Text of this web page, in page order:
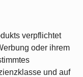
verpflichtet
oder ihrem
und auf